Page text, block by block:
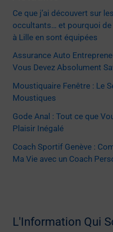
Ce que j’ai découvert sur
occultants… et pourquoi
à Lille en sont équipées
Assurance Auto
Vous Devez Absolument
Moustiquaire Fenêtre : Le
Moustiques
Gode Anal : Tout ce que
Plaisir Inégalé
Coach Sportif Genève :
Ma Vie avec un Coach
L'Information Qui